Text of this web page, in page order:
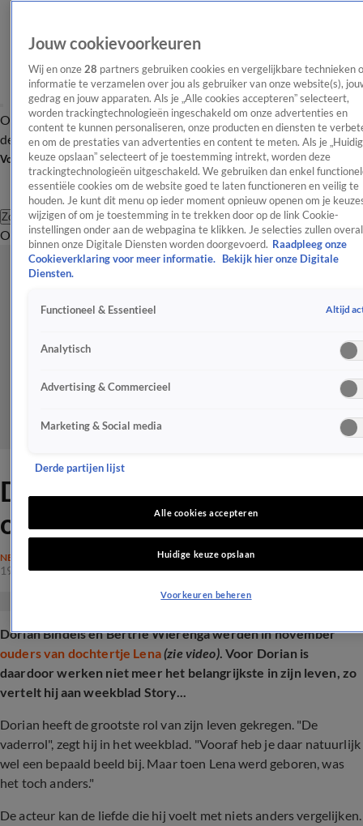
OverzichtAfleveringen Entertainment TV Algemeen
Tip
de redactieNieuwsbrief
Volg Shownieuws
Zoeken
OverzichtEntertainmentSpraakmakendRealityCrimeVideo's
Dorian Bindels openhartig
over vaderschap
NEDERLAND
19 apr 2025, 12:03
Dorian Bindels en Bertrie Wierenga werden in november
ouders van dochtertje Lena(zie video). Voor Dorian is
daardoor werken niet meer het belangrijkste in zijn leven, zo
vertelt hij aan weekblad Story...
Dorian heeft de grootste rol van zijn leven gekregen. "De
vaderrol", zegt hij in het weekblad. "Vooraf heb je daar natuurlijk
wel een bepaald beeld bij. Maar toen Lena werd geboren, was
het toch anders."
De acteur kan de liefde die hij voelt met niets anders vergelijken.
Jouw cookievoorkeuren
Wij en onze 28 partners gebruiken cookies en vergelijkbare technieken
informatie te verzamelen over jou als gebruiker van onze website(s),
gedrag en jouw apparaten. Als je „Alle cookies accepteren” selecteert,
worden trackingtechnologieën ingeschakeld om onze advertenties en
content te kunnen personaliseren, onze producten en diensten te
en om de prestaties van advertenties en content te meten. Als je
keuze opslaan” selecteert of je toestemming intrekt, worden deze
trackingtechnologieën uitgeschakeld. We gebruiken dan enkel
essentiële cookies om de website goed te laten functioneren en veilig te
houden. Je kunt dit menu op ieder moment opnieuw openen om je
wijzigen of om je toestemming in te trekken door op de link Cookie-
instellingen onder aan de webpagina te klikken. Je selecties zullen overal
binnen onze Digitale Diensten worden doorgevoerd. Raadpleeg onze
Cookieverklaring voor meer informatie.
Bekijk hier onze Digitale
Diensten.
Functioneel & Essentieel Altijd
Analytisch
Advertising & Commercieel
Marketing & Social media
Derde partijen lijst
Alle cookies accepteren
Huidige keuze opslaan
Voorkeuren beheren